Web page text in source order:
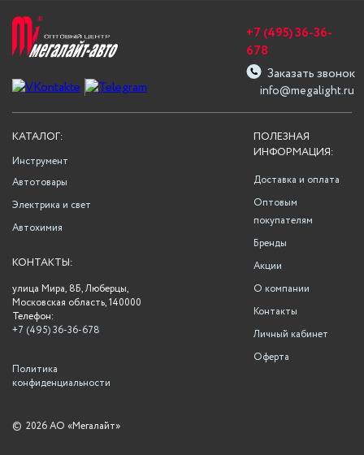
info@megalight.ru
+7 (495) 36-36-
678
Заказать звонок
ПОЛЕЗНАЯ
ИНФОРМАЦИЯ:
Доставка и оплата
Оптовым
покупателям
Бренды
Акции
О компании
Контакты
Личный кабинет
Оферта
КАТАЛОГ:
Инструмент
Автотовары
Электрика и свет
Автохимия
КОНТАКТЫ:
улица Мира, 8Б, Люберцы,
Московская область, 140000
Телефон:
+7 (495) 36-36-678
Политика
конфиденциальности
© 2026 АО «Мегалайт»